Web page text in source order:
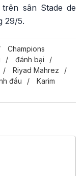
sân Stade de
29/5.
Champions
đánh bại
Riyad Mahrez
đầu
Karim